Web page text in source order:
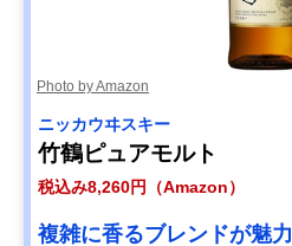
Photo by Amazon
ニッカウヰスキー
竹鶴ピュアモルト
税込み8,260円（Amazon）
複雑に香るブレンドが魅力